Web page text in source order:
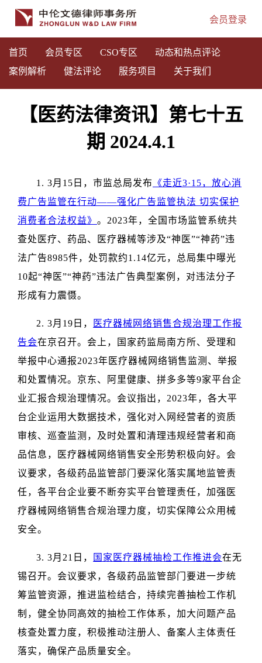
会员登录
首页 会员专区 CSO专区
动态和热点评论
案例解析
健法评论 服务项目 关于我们
【医药法律资讯】第七十五
期 2024.4.1
1. 3月15日，市监总局发布 《走近3·15，放心消
费广告监管在行动——强化广告监管执法 切实保护
消费者合法权益》 。2023年，全国市场监管系统共
查处医疗、药品、医疗器械等涉及“神医”“神药”违
法广告8985件，处罚款约1.14亿元，总局集中曝光
10起“神医”“神药”违法广告典型案例，对违法分子
形成有力震慑。
2. 3月19日，
医疗器械网络销售合规治理工作报
告会在京召开。会上，国家药监局南方所、受理和
举报中心通报2023年医疗器械网络销售监测、举报
和处置情况。京东、阿里健康、拼多多等9家平台企
业汇报合规治理情况。会议指出，2023年，各大平
台企业运用大数据技术，强化对入网经营者的资质
审核、巡查监测，及时处置和清理违规经营者和商
品信息，医疗器械网络销售安全形势积极向好。会
议要求，各级药品监管部门要深化落实属地监管责
任，各平台企业要不断夯实平台管理责任，加强医
疗器械网络销售合规治理力度，切实保障公众用械
安全。
3. 3月21日， 国家医疗器械抽检工作推进会在无
锡召开。会议要求，各级药品监管部门要进一步统
筹监管资源，推进监检结合，持续完善抽检工作机
制，健全协同高效的抽检工作体系，加大问题产品
核查处置力度，积极推动注册人、备案人主体责任
落实，确保产品质量安全。